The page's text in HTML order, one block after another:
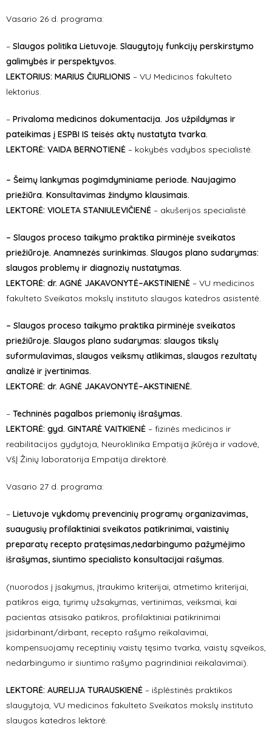
Vasario 26 d. programa:
– Slaugos politika Lietuvoje. Slaugytojų funkcijų perskirstymo
galimybės ir perspektyvos.
LEKTORIUS: MARIUS ČIURLIONIS – VU Medicinos fakulteto
lektorius.
– Privaloma medicinos dokumentacija. Jos užpildymas ir
pateikimas į ESPBI IS teisės aktų nustatyta tvarka.
LEKTORĖ: VAIDA BERNOTIENĖ – kokybės vadybos specialistė.
– Šeimų lankymas pogimdyminiame periode. Naujagimo
priežiūra. Konsultavimas žindymo klausimais.
LEKTORĖ: VIOLETA STANIULEVIČIENĖ – akušerijos specialistė.
– Slaugos proceso taikymo praktika pirminėje sveikatos
priežiūroje. Anamnezės surinkimas. Slaugos plano sudarymas:
slaugos problemų ir diagnozių nustatymas.
LEKTORĖ: dr. AGNĖ JAKAVONYTĖ–AKSTINIENĖ – VU medicinos
fakulteto Sveikatos mokslų instituto slaugos katedros asistentė.
– Slaugos proceso taikymo praktika pirminėje sveikatos
priežiūroje. Slaugos plano sudarymas: slaugos tikslų
suformulavimas, slaugos veiksmų atlikimas, slaugos rezultatų
analizė ir įvertinimas.
LEKTORĖ: dr. AGNĖ JAKAVONYTĖ–AKSTINIENĖ.
– Techninės pagalbos priemonių išrašymas.
LEKTORĖ: gyd. GINTARĖ VAITKIENĖ – fizinės medicinos ir
reabilitacijos gydytoja, Neuroklinika Empatija įkūrėja ir vadovė,
VšĮ Žinių laboratorija Empatija direktorė.
Vasario 27 d. programa:
– Lietuvoje vykdomų prevencinių programų organizavimas,
suaugusių profilaktiniai sveikatos patikrinimai, vaistinių
preparatų recepto pratęsimas,nedarbingumo pažymėjimo
išrašymas, siuntimo specialisto konsultacijai rašymas.
(nuorodos į įsakymus, įtraukimo kriterijai, atmetimo kriterijai,
patikros eiga, tyrimų užsakymas, vertinimas, veiksmai, kai
pacientas atsisako patikros, profilaktiniai patikrinimai
įsidarbinant/dirbant, recepto rašymo reikalavimai,
kompensuojamų receptinių vaistų tęsimo tvarka, vaistų sąveikos,
nedarbingumo ir siuntimo rašymo pagrindiniai reikalavimai).
LEKTORĖ: AURELIJA TURAUSKIENĖ – išplėstinės praktikos
slaugytoja, VU medicinos fakulteto Sveikatos mokslų instituto
slaugos katedros lektorė.